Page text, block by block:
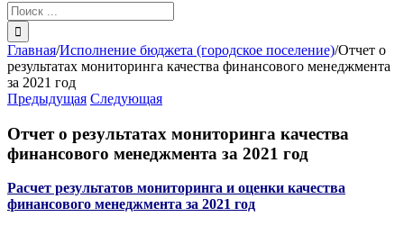
Результат
поиска:
Главная/Исполнение бюджета (городское поселение)/Отчет о
результатах мониторинга качества финансового менеджмента
за 2021 год
Предыдущая Следующая
Отчет о результатах мониторинга качества
финансового менеджмента за 2021 год
Расчет результатов мониторинга и оценки качества
финансового менеджмента за 2021 год